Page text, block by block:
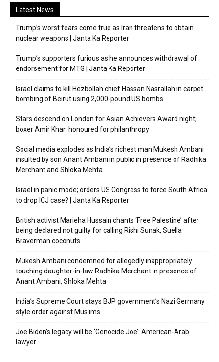
Latest News
Trump’s worst fears come true as Iran threatens to obtain
nuclear weapons | Janta Ka Reporter
Trump’s supporters furious as he announces withdrawal of
endorsement for MTG | Janta Ka Reporter
Israel claims to kill Hezbollah chief Hassan Nasrallah in carpet
bombing of Beirut using 2,000-pound US bombs
Stars descend on London for Asian Achievers Award night;
boxer Amir Khan honoured for philanthropy
Social media explodes as India’s richest man Mukesh Ambani
insulted by son Anant Ambani in public in presence of Radhika
Merchant and Shloka Mehta
Israel in panic mode; orders US Congress to force South Africa
to drop ICJ case? | Janta Ka Reporter
British activist Marieha Hussain chants ‘Free Palestine’ after
being declared not guilty for calling Rishi Sunak, Suella
Braverman coconuts
Mukesh Ambani condemned for allegedly inappropriately
touching daughter-in-law Radhika Merchant in presence of
Anant Ambani, Shloka Mehta
India’s Supreme Court stays BJP government’s Nazi Germany
style order against Muslims
Joe Biden’s legacy will be ‘Genocide Joe’: American-Arab
lawyer